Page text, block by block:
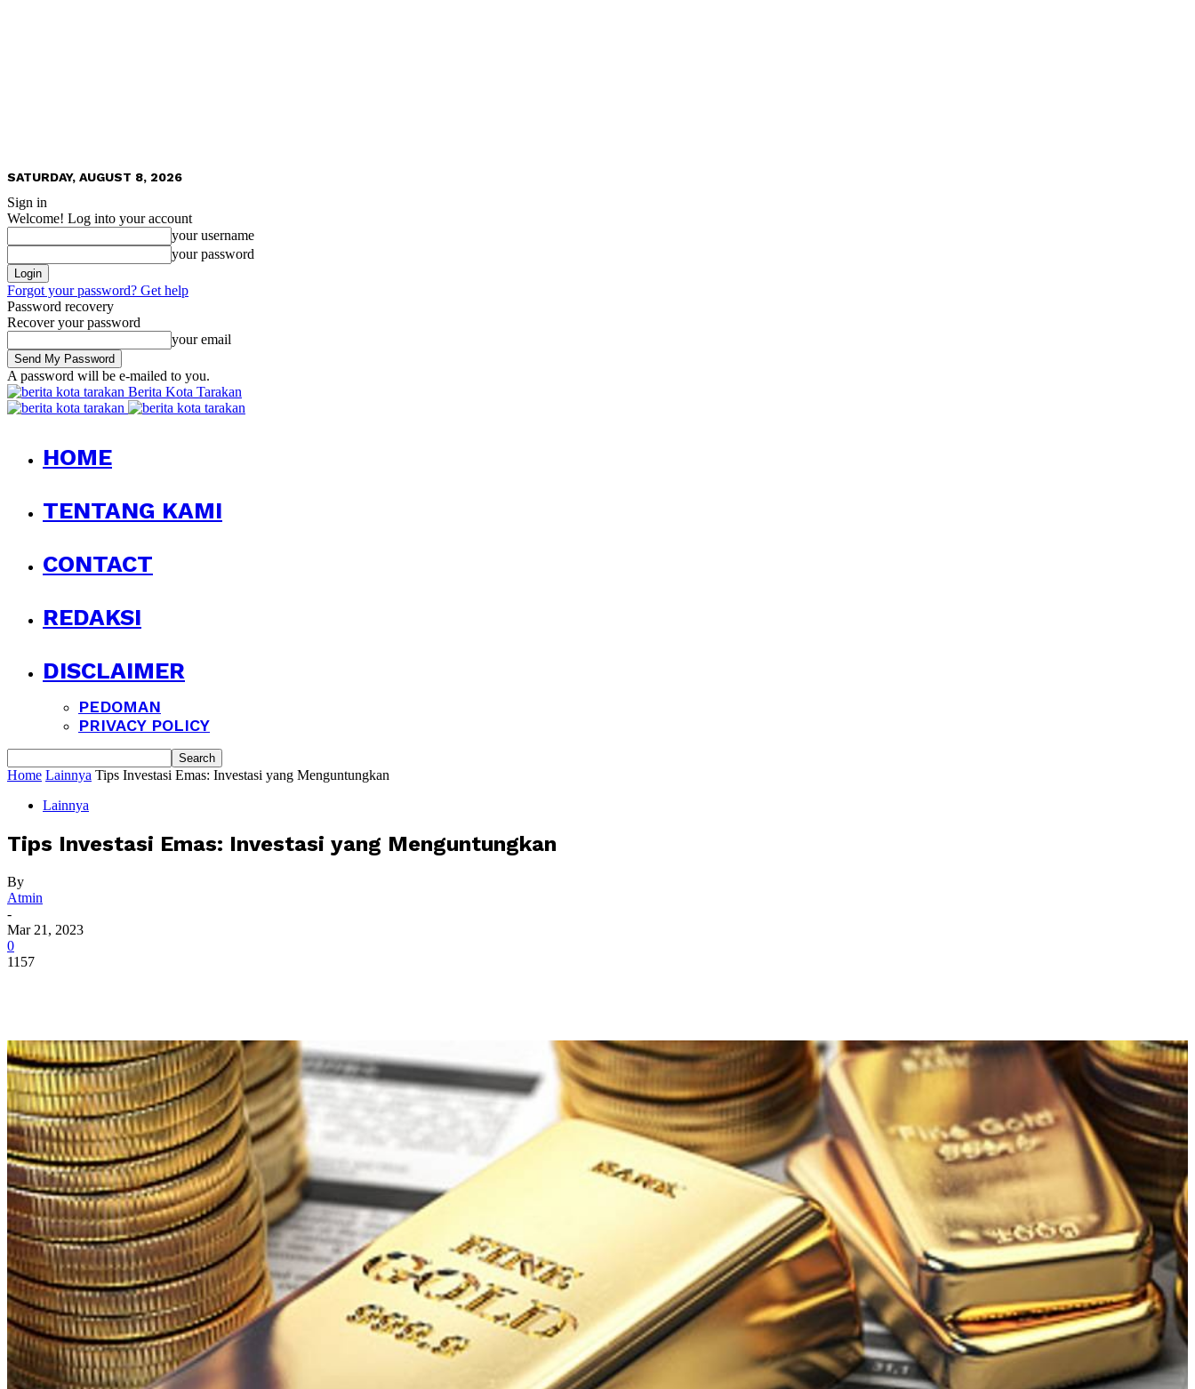
SATURDAY, AUGUST 8, 2026
Sign in
Welcome! Log into your account
your username
your password
Forgot your password? Get help
Password recovery
Recover your password
your email
A password will be e-mailed to you.
Berita Kota Tarakan
HOME
TENTANG KAMI
CONTACT
REDAKSI
DISCLAIMER
PEDOMAN
PRIVACY POLICY
Home Lainnya Tips Investasi Emas: Investasi yang Menguntungkan
Lainnya
Tips Investasi Emas: Investasi yang Menguntungkan
By
Atmin
-
Mar 21, 2023
0
1157